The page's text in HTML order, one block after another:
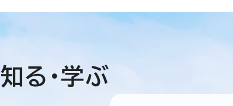
知る・学ぶ